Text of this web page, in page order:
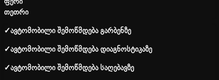
თეთრი
✓ავტომობილი შემოწმდება გარბენზე
✓ავტომობილი შემოწმდება დიაგნოსტიკაზე
✓ავტომობილი შემოწმდება საღებავზე